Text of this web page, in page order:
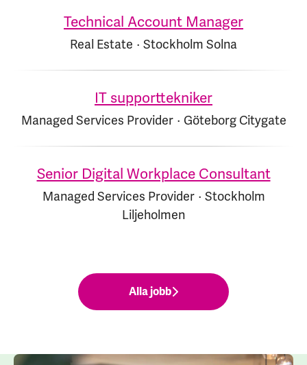
Technical Account Manager
Real Estate · Stockholm Solna
IT supporttekniker
Managed Services Provider · Göteborg Citygate
Senior Digital Workplace Consultant
Managed Services Provider · Stockholm
Liljeholmen
Alla jobb